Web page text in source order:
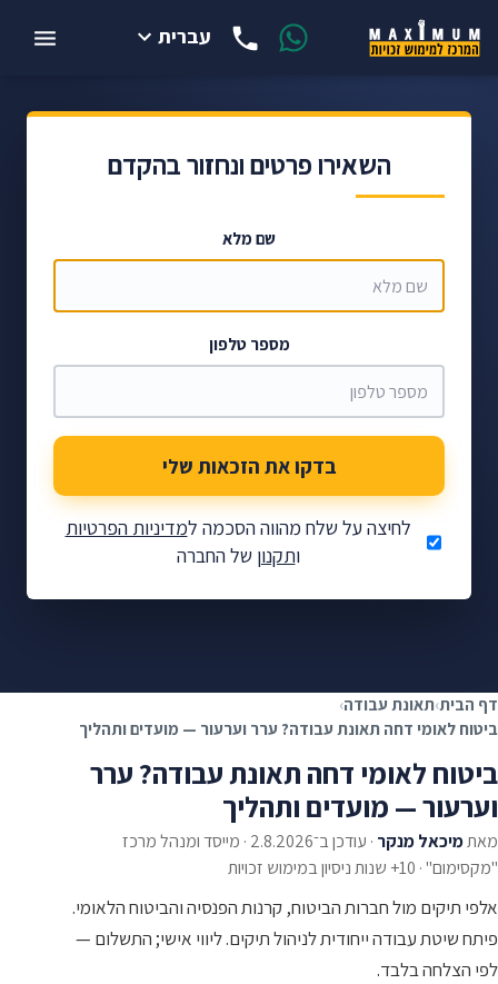
עברית
השאירו פרטים ונחזור בהקדם
שם מלא
מספר טלפון
בדקו את הזכאות שלי
לחיצה על שלח מהווה הסכמה למדיניות הפרטיות
ותקנון של החברה
מגיע לכם כסף — בואו
✓ ללא תשלום מראש
✓ אלפי לקוחות מרוצים
דף הבית›תאונת עבודה›
ביטוח לאומי דחה תאונת עבודה? ערר וערעור — מועדים ותהליך
ביטוח לאומי דחה תאונת עבודה? ערר
וערעור — מועדים ותהליך
מאתמיכאל מנקר · עודכן ב־2.8.2026 · מייסד ומנהל מרכז
"מקסימום" · 10+ שנות ניסיון במימוש זכויות
אלפי תיקים מול חברות הביטוח, קרנות הפנסיה והביטוח הלאומי.
פיתח שיטת עבודה ייחודית לניהול תיקים. ליווי אישי; התשלום —
לפי הצלחה בלבד.